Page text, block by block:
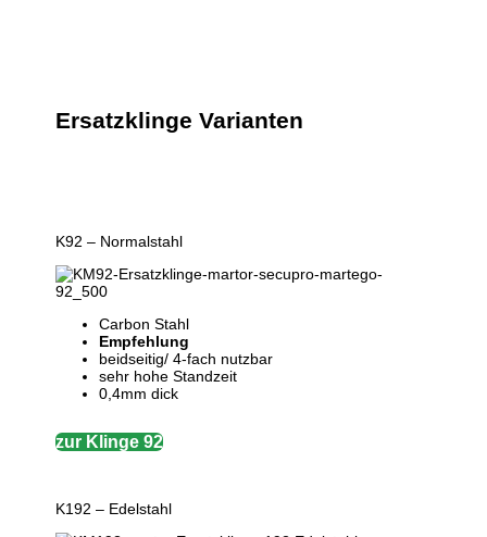
ErsatzklingeVarianten
K92 – Normalstahl
Carbon Stahl
Empfehlung
beidseitig/ 4-fach nutzbar
sehr hohe Standzeit
0,4mm dick
zur Klinge 92
K192 – Edelstahl